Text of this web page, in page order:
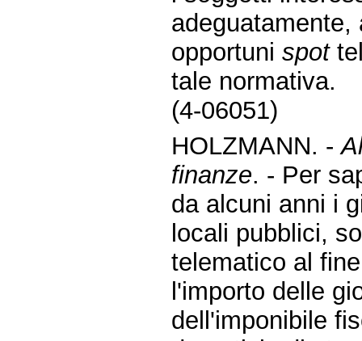
opportunispot
tale normativa.
(4-06051)
HOLZMANN. -
finanze. - Per
da alcuni anni i
locali pubblici,
telematico al
l'importo delle
dell'imponibile